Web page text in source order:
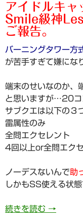
アイドルキャ
Smile級神
ご報告。
バーニングタワー方
が苦手すぎて嫌にな
端末のせいなのか、
と思いますが…20コ
サブクエは以下の３
雷属性のみ
全問エクセレント
4回以上or全問エク
ノーデスないんで助
しかもSS使える状
続きを読む 789日目
→